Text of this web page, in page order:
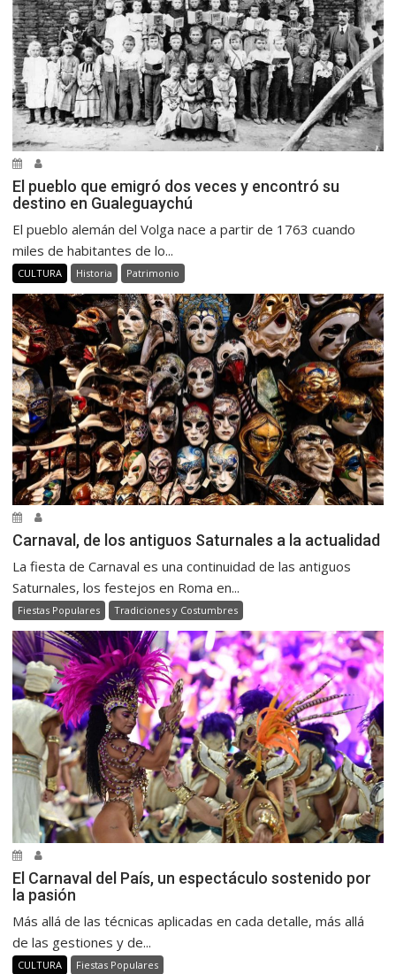
El pueblo que emigró dos veces y encontró su
destino en Gualeguaychú
El pueblo alemán del Volga nace a partir de 1763 cuando
miles de habitantes de lo...
CULTURA Historia Patrimonio
Carnaval, de los antiguos Saturnales a la actualidad
La fiesta de Carnaval es una continuidad de las antiguos
Saturnales, los festejos en Roma en...
Fiestas Populares Tradiciones y Costumbres
El Carnaval del País, un espectáculo sostenido por
la pasión
Más allá de las técnicas aplicadas en cada detalle, más allá
de las gestiones y de...
CULTURA Fiestas Populares